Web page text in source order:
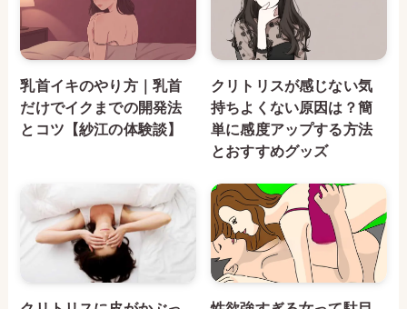
乳首イキのやり方｜乳首
だけでイクまでの開発法
とコツ【紗江の体験談】
クリトリスが感じない気
持ちよくない原因は？簡
単に感度アップする方法
とおすすめグッズ